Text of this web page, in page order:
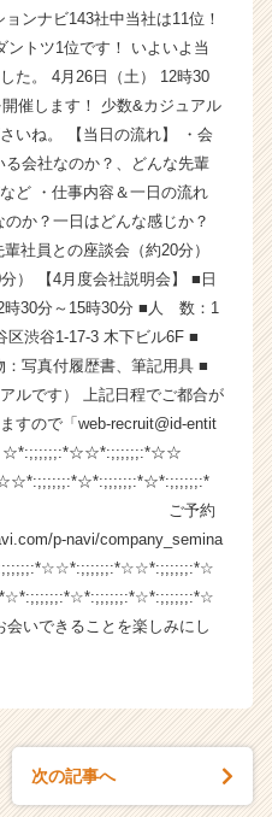
ンナビ143社中当社は11位！
ントツ1位です！ いよいよ当
た。 4月26日（土） 12時30
催します！ 少数&カジュアル
いね。 【当日の流れ】 ・会
会社なのか？、どんな先輩
ど ・仕事内容＆一日の流れ
か？一日はどんな感じか？
社員との座談会（約20分）
） 【4月度会社説明会】 ■日
分～15時30分 ■人 数：1
渋谷1-17-3 木下ビル6F ■
写真付履歴書、筆記用具 ■
です） 上記日程でご都合が
すので「web-recruit@id-entit
★ ☆*:;;;;;;:*☆☆*:;;;;;;:*☆☆
ご予約
p-navi/company_semina
いできることを楽しみにし
次の記事へ